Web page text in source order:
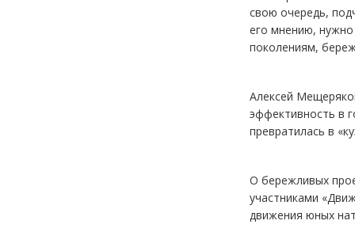
свою очередь,
его мнению,
поколениям,
Алексей
эффективность в
превратилась в
О бережливых
участниками
движения юных